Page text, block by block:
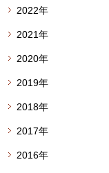
2022年
2021年
2020年
2019年
2018年
2017年
2016年